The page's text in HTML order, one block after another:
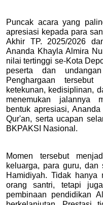
Puncak acara yang
apresiasi kepada para
Akhir TP. 2025/2026
Ananda Khayla Almira
nilai tertinggi se-Kota
peserta dan
Penghargaan
ketekunan, kedisiplinan,
menemukan jalannya
bentuk apresiasi,
Qur'an, serta ucapan
BKPAKSI Nasional.
Momen tersebut
keluarga, para guru,
Hamidiyah. Tidak hanya
orang santri, tetapi
pembinaan pendidikan